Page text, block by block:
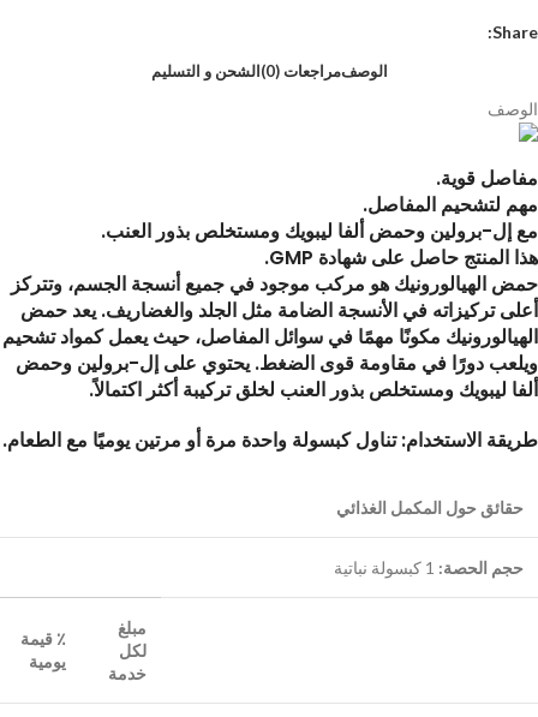
Share:
الوصفمراجعات (0) الشحن و التسليم
الوصف
مفاصل قوية.
مهم لتشحيم المفاصل.
مع إل-برولين وحمض ألفا ليبويك ومستخلص بذور العنب.
هذا المنتج حاصل على شهادة GMP.
حمض الهيالورونيك هو مركب موجود في جميع أنسجة الجسم، وتتركز
أعلى تركيزاته في الأنسجة الضامة مثل الجلد والغضاريف. يعد حمض
الهيالورونيك مكونًا مهمًا في سوائل المفاصل، حيث يعمل كمواد تشحيم
ويلعب دورًا في مقاومة قوى الضغط. يحتوي على إل-برولين وحمض
ألفا ليبويك ومستخلص بذور العنب لخلق تركيبة أكثر اكتمالاً.
طريقة الاستخدام: تناول كبسولة واحدة مرة أو مرتين يوميًا مع الطعام.
حقائق حول المكمل الغذائي
حجم الحصة:
مبلغ
لكل
خدمة
٪ قيمة
يومية